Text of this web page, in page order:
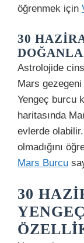
öğrenmek için
30
Astrolojide
Mars
Yengeç burcu
haritasında
evlerde
olmadığını
Mars Burcu
30